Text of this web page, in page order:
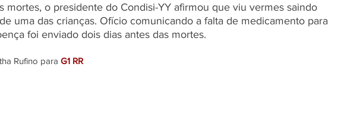
mortes, o presidente do Condisi-YY afirmou que viu vermes saindo
uma das crianças. Ofício comunicando a falta de medicamento para
foi enviado dois dias antes das mortes.
Rufino para G1 RR